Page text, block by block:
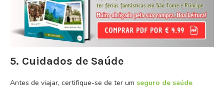
5. Cuidados de Saúde
Antes de viajar, certifique-se de ter um seguro de saúde